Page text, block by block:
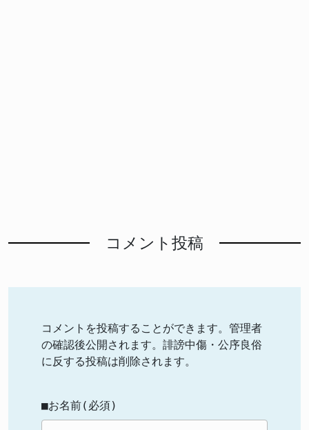
コメント投稿
コメントを投稿することができます。管理者
の確認後公開されます。誹謗中傷・公序良俗
に反する投稿は削除されます。
■お名前(必須)